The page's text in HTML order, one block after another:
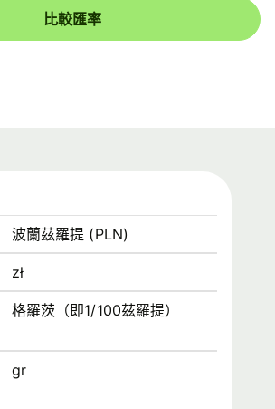
比較匯率
波蘭茲羅提 (PLN)
zł
格羅茨（即1/100茲羅提）
gr